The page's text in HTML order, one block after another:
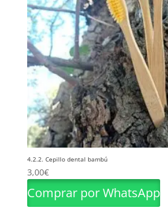
4.2.2. Cepillo dental bambú
3,00€
Comprar por WhatsApp